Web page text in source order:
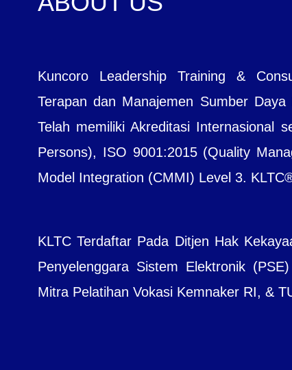
Kuncoro Leadership Training &
Terapan dan Manajemen Sumber
Telah memiliki Akreditasi Internasional
Persons), ISO 9001:2015 (Quality
Model Integration (CMMI) Level 3.
KLTC Terdaftar Pada Ditjen Hak
Penyelenggara Sistem Elektronik
Mitra Pelatihan Vokasi Kemnaker RI, &